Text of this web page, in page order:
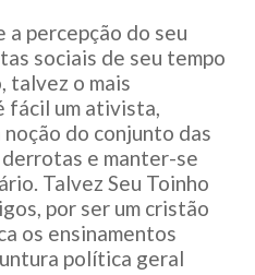
a percepção do seu
sociais de seu tempo
talvez o mais
fácil um ativista,
do conjunto das
e manter-se
Talvez Seu Toinho
por ser um cristão
os ensinamentos
política geral